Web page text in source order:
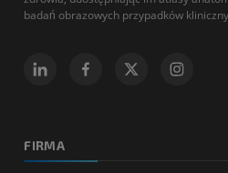
badań obrazowych przypadków
FIRMA